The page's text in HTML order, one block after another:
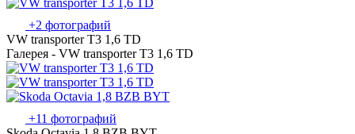
+2 фотографий
VW transporter T3 1,6 TD
Галерея - VW transporter T3 1,6 TD
+11 фотографий